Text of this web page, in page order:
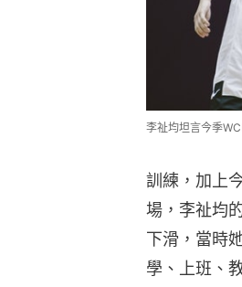
李祉均坦言今季
訓練，加上
場，李祉均
下滑，當時
學、上班、